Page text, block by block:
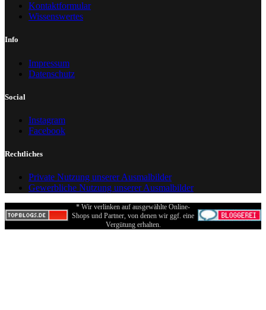
Kontaktformular
Wissenswertes
Info
Impressum
Datenschutz
Social
Instagram
Facebook
Rechtliches
Private Nutzung unserer Ausmalbilder
Gewerbliche Nutzung unserer Ausmalbilder
* Wir verlinken auf ausgewählte Online-
Shops und Partner, von denen wir ggf. eine
Vergütung erhalten.